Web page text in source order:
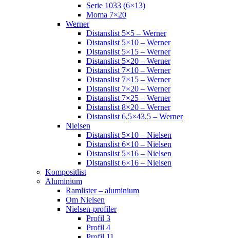
Serie 1033 (6×13)
Moma 7×20
Werner
Distanslist 5×5 – Werner
Distanslist 5×10 – Werner
Distanslist 5×15 – Werner
Distanslist 5×20 – Werner
Distanslist 7×10 – Werner
Distanslist 7×15 – Werner
Distanslist 7×20 – Werner
Distanslist 7×25 – Werner
Distanslist 8×20 – Werner
Distanslist 6,5×43,5 – Werner
Nielsen
Distanslist 5×10 – Nielsen
Distanslist 6×10 – Nielsen
Distanslist 5×16 – Nielsen
Distanslist 6×16 – Nielsen
Kompositlist
Aluminium
Ramlister – aluminium
Om Nielsen
Nielsen-profiler
Profil 3
Profil 4